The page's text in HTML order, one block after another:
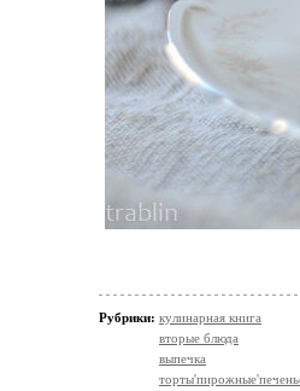
Рубрики: кулинарная книга
вторые блюда
выпечка